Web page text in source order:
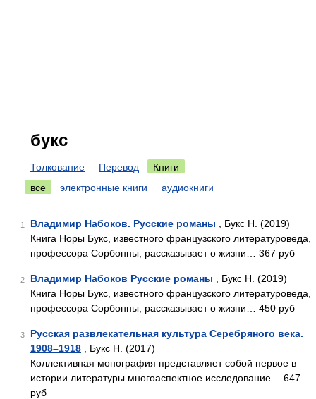
букс
Толкование Перевод
Книги
все
электронные книги аудиокниги
1 Владимир Набоков. Русские романы , Букс Н. (2019)
Книга Норы Букс, известного французского литературоведа,
профессора Сорбонны, рассказывает о жизни… 367 руб
2 Владимир Набоков Русские романы , Букс Н. (2019)
Книга Норы Букс, известного французского литературоведа,
профессора Сорбонны, рассказывает о жизни… 450 руб
3
Русская развлекательная культура Серебряного века.
1908–1918 , Букс Н. (2017)
Коллективная монография представляет собой первое в
истории литературы многоаспектное исследование… 647
руб